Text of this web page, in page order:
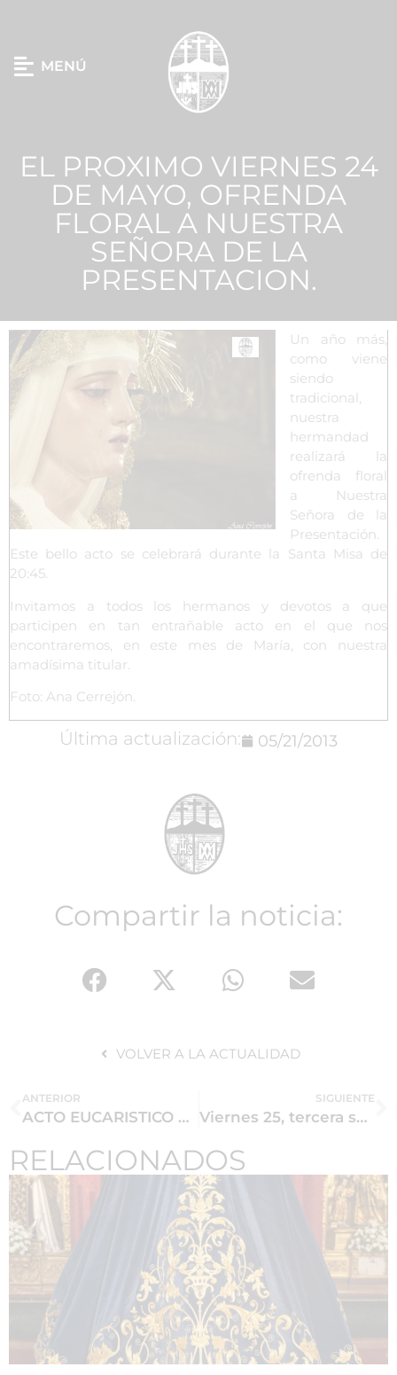
MENÚ
EL PROXIMO VIERNES 24
DE MAYO, OFRENDA
FLORAL A NUESTRA
SEÑORA DE LA
PRESENTACION.
Un año más,
como viene
siendo
tradicional,
nuestra
hermandad
realizará la
ofrenda floral
a Nuestra
Señora de la
Presentación.
Este bello acto se celebrará durante la Santa Misa de
20:45.
Invitamos a todos los hermanos y devotos a que
participen en tan entrañable acto en el que nos
encontraremos, en este mes de María, con nuestra
amadísima titular.
Foto: Ana Cerrejón.
Última actualización: 05/21/2013
Compartir la noticia:
VOLVER A LA ACTUALIDAD
ANTERIOR
ACTO EUCARISTICO DE LAS HERMANDADES DE LA MADRUGADA, MARTES 21 A LAS 20:30 HORAS
SIGUIENTE
Viernes 25, tercera sesión del Grupo de Fe, a las 19 horas.
RELACIONADOS